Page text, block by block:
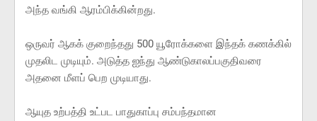
அந்த வங்கி ஆரம்பிக்கின்றது.
ஒருவர் ஆகக் குறைந்தது 500 யூரோக்களை இந்தக் கணக்கில்
முதலிட முடியும். அடுத்த ஐந்து ஆண்டுகாலப்பகுதிவரை
அதனை மீளப் பெற முடியாது.
ஆயுத உற்பத்தி உட்பட பாதுகாப்பு சம்பந்தமான